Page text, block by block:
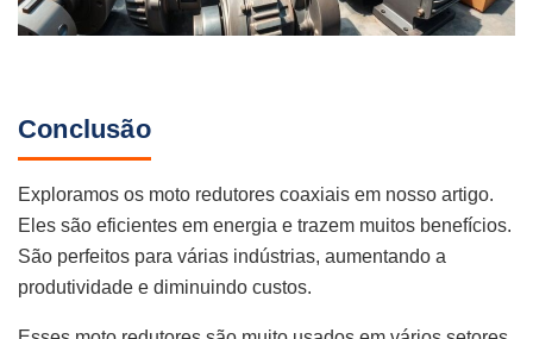
Conclusão
Exploramos os moto redutores coaxiais em nosso artigo.
Eles são eficientes em energia e trazem muitos benefícios.
São perfeitos para várias indústrias, aumentando a
produtividade e diminuindo custos.